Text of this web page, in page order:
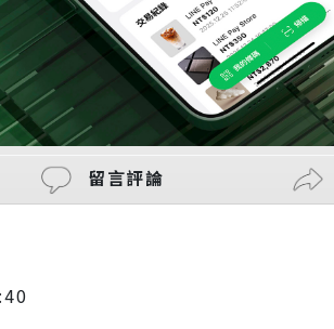
留言評論